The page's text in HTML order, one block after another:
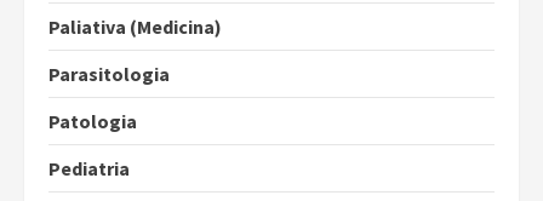
Paliativa (Medicina)
Parasitologia
Patologia
Pediatria